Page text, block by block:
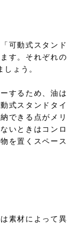
可動式スタンド
す。それぞれの
ょう。
するため、油は
式スタンドタイ
できる点がメリ
いときはコンロ
を置くスペース
素材によって異